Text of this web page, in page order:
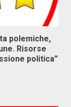
polemiche,
Risorse
politica”